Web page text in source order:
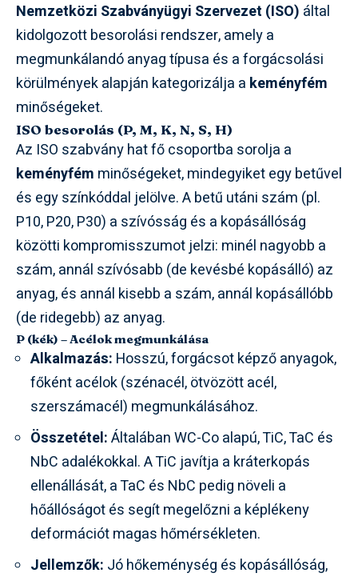
Nemzetközi Szabványügyi Szervezet (ISO) által
kidolgozott besorolási rendszer, amely a
megmunkálandó anyag típusa és a forgácsolási
körülmények alapján kategorizálja a keményfém
minőségeket.
ISO besorolás (P, M, K, N, S, H)
Az ISO szabvány hat fő csoportba sorolja a
keményfém minőségeket, mindegyiket egy betűvel
és egy színkóddal jelölve. A betű utáni szám (pl.
P10, P20, P30) a szívósság és a kopásállóság
közötti kompromisszumot jelzi: minél nagyobb a
szám, annál szívósabb (de kevésbé kopásálló) az
anyag, és annál kisebb a szám, annál kopásállóbb
(de ridegebb) az anyag.
P (kék) – Acélok megmunkálása
Alkalmazás: Hosszú, forgácsot képző anyagok,
főként acélok (szénacél, ötvözött acél,
szerszámacél) megmunkálásához.
Összetétel:Általában WC-Co alapú, TiC, TaC és
NbC adalékokkal. A TiC javítja a kráterkopás
ellenállását, a TaC és NbC pedig növeli a
hőállóságot és segít megelőzni a képlékeny
deformációt magas hőmérsékleten.
Jellemzők: Jó hőkeménység és kopásállóság,